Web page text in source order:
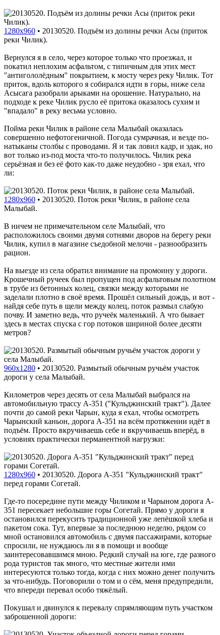
1280x960 • 20130520. Подъём из долины речки Асы (приток
реки Чилик).
Вернулся я в село, через которое только что проезжал, и
покатил неплохим асфальтом, с типичным для этих мест
"антигололёдным" покрытием, к мосту через реку Чилик. Тот
приток, вдоль которого я собирался идти в горы, ниже села
Асысага разобрали арыками на орошение. Натурально, на
подходе к реке Чилик русло её притока оказалось сухим и
"впадало" в реку весьма условно.
Пойма реки Чилик в районе села Малыбай оказалась
совершенно нефотогеничной. Погода сумрачная, и везде по-
натыканы столбы с проводами. Я и так ловил кадр, и эдак, но
вот только из-под моста что-то получилось. Чилик река
серьёзная и без её фото как-то даже неудобно - зря ехал, что
ли:
1280x960 • 20130520. Поток реки Чилик, в районе села
Малыбай.
В ничем не примечательном селе Малыбай, что
расположилось своими двумя сотнями дворов на берегу реки
Чилик, купил в магазине съедобной мелочи - разнообразить
рацион.
На выезде из села обратил внимание на промоину у дороги.
Крошечный ручеек был пропущен под асфальтовым полотном
в трубе из бетонных колец, связки между которыми не
заделали плотно в своё время. Прошёл сильный дождь, и вот -
найдя себе путь в щели между колец, поток размыл слабую
почву. И заметно ведь, что ручеёк маленький. А что бывает
здесь в местах спуска с гор потоков шириной более десяти
метров?
960x1280 • 20130520. Размытый обычным ручьём участок
дороги у села Малыбай.
Километров через десять от села Малыбай выбрался на
автомобильную трассу A-351 ("Кульджинский тракт"). Далее
почти до самой реки Чарын, куда я ехал, чтобы осмотреть
Чарынский каньон, дорога A-351 на всём протяжении идёт в
подъём. Просто вкручиваешь себе и вкручиваешь вперёд, в
условиях практически перманентной нагрузки:
1280x960 • 20130520. Дорога A-351 "Кульджинский тракт"
перед горами Согетай.
Где-то посередине пути между Чиликом и Чарыном дорога A-
351 пересекает небольшие горы Согетай. Прямо у дороги я
остановился перекусить традиционной уже лепёшкой хлеба и
пакетом сока. Тут, впервые за последнюю неделю, рядом со
мной остановился автомобиль с двумя пассажирами, которые
спросили, не нуждаюсь ли я в помощи и вообще
заинтересовавшимся мною. Редкий случай на юге, где разного
рода туристов так много, что местные жители ими
интересуются только тогда, когда с них можно денег получить
за что-нибудь. Поговорили о том и о сём, меня предупредили,
что впереди перевал особо тяжёлый.
Покушал и двинулся к перевалу спрямляющим путь участком
заброшенной дороги: